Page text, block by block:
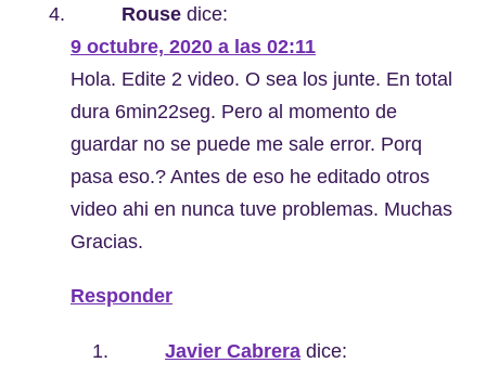
Rouse dice:
9 octubre, 2020 a las 02:11
Hola. Edite 2 video. O sea los junte. En total
dura 6min22seg. Pero al momento de
guardar no se puede me sale error. Porq
pasa eso.? Antes de eso he editado otros
video ahi en nunca tuve problemas. Muchas
Gracias.
Responder
Javier Cabrera dice: